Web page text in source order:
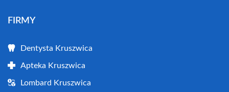
FIRMY
Dentysta Kruszwica
Apteka Kruszwica
Lombard Kruszwica